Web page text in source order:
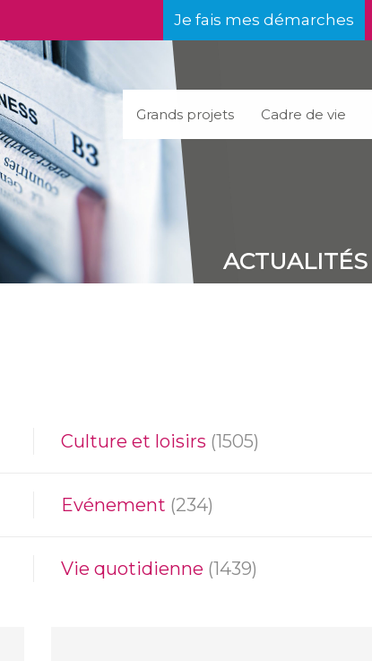
Je fais mes démarches
Grands projets Cadre de vie
ACTUALITÉS
Culture et loisirs (1505)
Evénement (234)
Vie quotidienne (1439)